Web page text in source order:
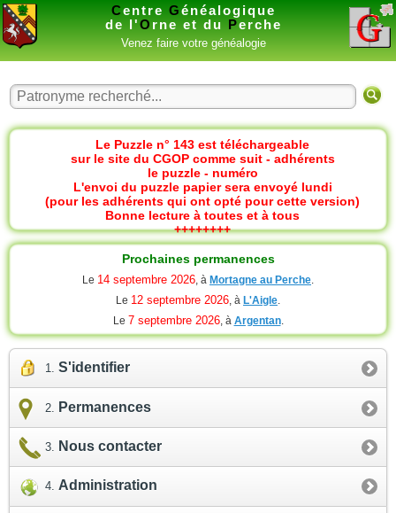
Centre Généalogique
de l'O rne et du Perche
Venez faire votre généalogie
Le Puzzle n° 143 est téléchargeable
sur le site du CGOP comme suit - adhérents
le puzzle - numéro
L'envoi du puzzle papier sera envoyé lundi
(pour les adhérents qui ont opté pour cette version)
Bonne lecture à toutes et à tous
++++++++
Prochaines permanences
Le 14 septembre 2026, à Mortagne au Perche.
Le 12 septembre 2026, à L'Aigle.
Le 7 septembre 2026, à Argentan.
S'identifier
Permanences
Nous contacter
Administration